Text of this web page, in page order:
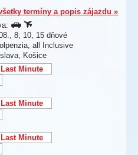
termíny a popis zájazdu »
8, 10, 15 dňové
all Inclusive
Košice
Last Minute
Last Minute
Last Minute